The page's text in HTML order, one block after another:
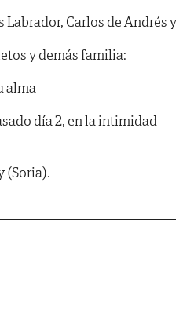
Carlos de Andrés y
y demás familia:
alma
día 2, en la intimidad
(Soria).